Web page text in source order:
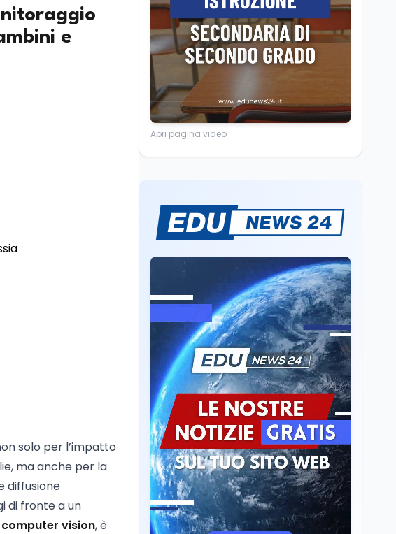
e
solo per l’impatto
ma anche per la
diffusione
di fronte a un
computer vision, è
per i chatbot AI
Mondo8 ago
A Nonthaburi il killer
14enne era bullizzato: la
Lavoro8 ago
Riforma del calcio, si
Mario Occhiuto
L'8 agosto è la Giornata
europea in memoria
delle vittime del lavoro.
Istituita dal Parlamento
di Strasburgo in ricordo
dei minatori morti a
Marcinelle nel 1956
Università8 ago
Università statali, il
Fondo ordinario 2026
sale a 9,415 miliardi, c'è
la firma della ministra
Bernini sul decreto
Tecnologia8 ago
Il cloaking selettivo di
Time: ads invisibili solo
per i chatbot AI
Mondo8 ago
A Nonthaburi il killer
14enne era bullizzato: la
CZ-75 era del nonno
Apri pagina video